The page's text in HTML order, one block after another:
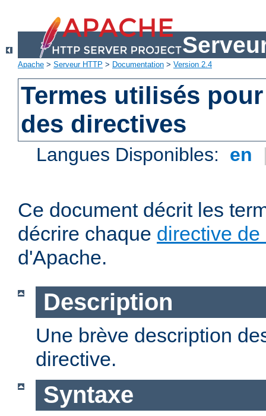
Apache > Serveur HTTP > Documentation > Version 2.4
Termes utilisés
des directives
Langues Disponibles: en
Ce document décrit les
décrire chaque directive
d'Apache.
Description
Une brève description
directive.
Syntaxe